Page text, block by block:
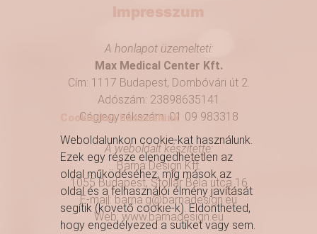
Impresszum
A honlapot üzemelteti:
Max Medical Center Kft.
Cím: 1117 Budapest, Dombóvári út 2.
Adószám: 23898635141
Cégjegyzékszám: 01 09 983318
A weboldalt készítette:
Barna Design Kft.
1055 Budapest, Stollár Béla utca 16
E-mail: barna.g@barnadesign.eu
Web: www.barnadesign.eu
Cookie-kat használunk
Weboldalunkon cookie-kat használunk.
Ezek egy része elengedhetetlen az
oldal működéséhez, míg mások az
oldal és a felhasználói élmény javítását
segítik (követő cookie-k). Eldöntheted,
hogy engedélyezed a sütiket vagy sem.